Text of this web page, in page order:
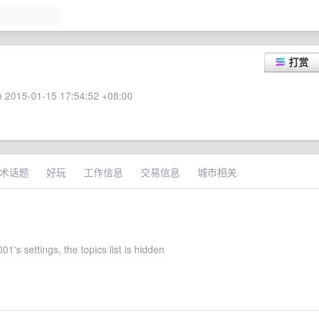
打赏
01-15 17:54:52 +08:00
话题 好玩 工作信息 交易信息 城市相关
settings, the topics list is hidden